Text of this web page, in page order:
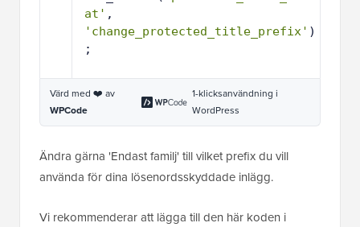
at'
'change_protected_title_prefix' )
;
Värd med ❤️ av
WPCode
1-klicksanvändning i
WordPress
Ändra gärna 'Endast familj' till vilket prefix du vill
använda för dina lösenordsskyddade inlägg.
Vi rekommenderar att lägga till den här koden i